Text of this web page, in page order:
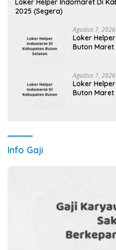
Loker Helper Indomaret Di
2025 (Segera)
Agustus 7, 2026
Loker
Buton Maret
Agustus 7, 2026
Loker
Buton Maret
Info Gaji